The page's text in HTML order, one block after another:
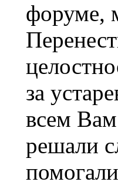
форуме,
за
всем
решали